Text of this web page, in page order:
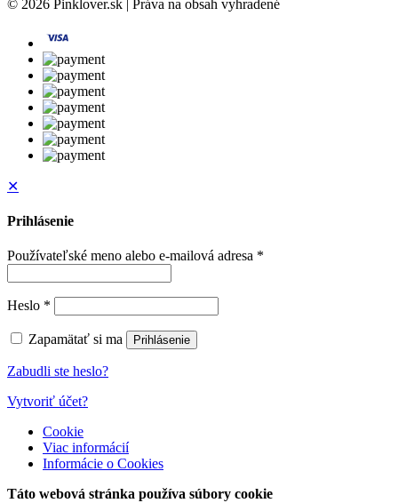
© 2026 Pinklover.sk | Práva na obsah vyhradené
✕
Prihlásenie
Používateľské meno alebo e-mailová adresa *
Heslo *
Zapamätať si ma Prihlásenie
Zabudli ste heslo?
Vytvoriť účet?
Cookie
Viac informácií
Informácie o Cookies
Táto webová stránka používa súbory cookie